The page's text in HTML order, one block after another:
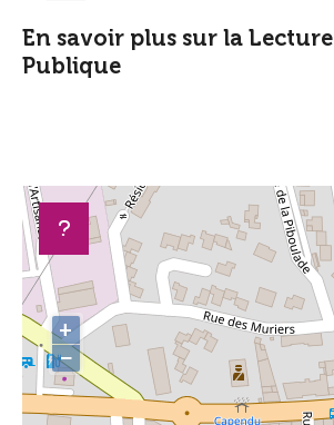
En savoir plus sur la Lecture
Publique
+
−